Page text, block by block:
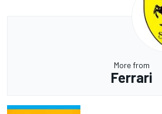
More from
Ferrari